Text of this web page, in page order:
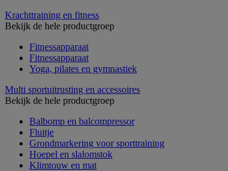
Krachttraining en fitness
Bekijk de hele productgroep
Fitnessapparaat
Fitnessapparaat
Yoga, pilates en gymnastiek
Multi sportuitrusting en accessoires
Bekijk de hele productgroep
Balbomp en balcompressor
Fluitje
Grondmarkering voor sporttraining
Hoepel en slalomstok
Klimtouw en mat